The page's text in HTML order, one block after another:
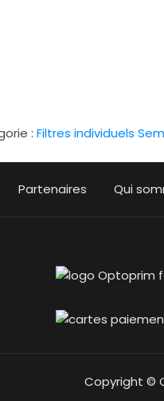
: Filtres individuels
Partenaires Qui
Copyright ©